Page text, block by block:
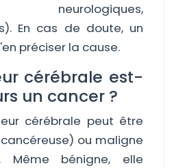
neurologiques,
En cas de doute, un
préciser la cause.
cérébrale est-
un cancer ?
cérébrale peut être
ou maligne
Même bénigne, elle